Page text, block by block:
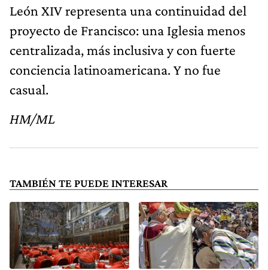
León XIV representa una continuidad del
proyecto de Francisco: una Iglesia menos
centralizada, más inclusiva y con fuerte
conciencia latinoamericana. Y no fue
casual.
HM/ML
TAMBIÉN TE PUEDE INTERESAR